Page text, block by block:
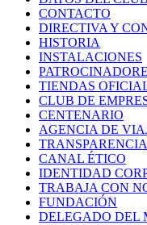
CONTACTO
DIRECTIVA Y
HISTORIA
INSTALACIONES
TIENDAS
CLUB DE
CENTENARIO
AGENCIA DE
TRANSPARENCIA
CANAL ÉTICO
IDENTIDAD
TRABAJA CON
FUNDACIÓN
DELEGADO DEL